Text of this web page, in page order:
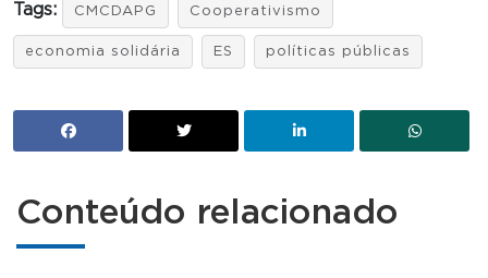
Tags: CMCDAPG Cooperativismo
economia solidária ES políticas públicas
Conteúdo relacionado